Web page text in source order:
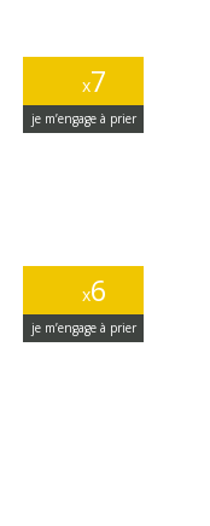
x7
je m’engage à prier
x6
je m’engage à prier